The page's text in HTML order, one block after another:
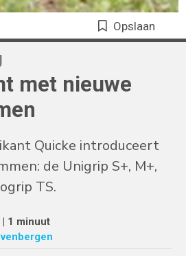
Opslaan
met nieuwe
Quicke introduceert
de Unigrip S+, M+,
TS.
| 1 minuut